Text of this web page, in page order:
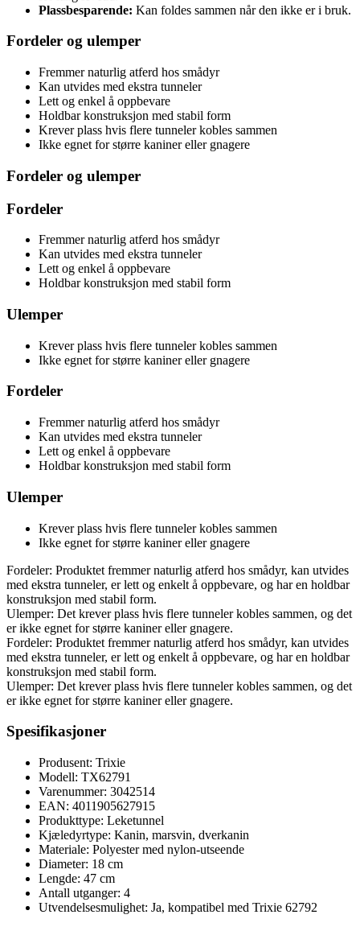
Plassbesparende: Kan foldes sammen når den ikke er i bruk.
Fordeler og ulemper
Fremmer naturlig atferd hos smådyr
Kan utvides med ekstra tunneler
Lett og enkel å oppbevare
Holdbar konstruksjon med stabil form
Krever plass hvis flere tunneler kobles sammen
Ikke egnet for større kaniner eller gnagere
Fordeler og ulemper
Fordeler
Fremmer naturlig atferd hos smådyr
Kan utvides med ekstra tunneler
Lett og enkel å oppbevare
Holdbar konstruksjon med stabil form
Ulemper
Krever plass hvis flere tunneler kobles sammen
Ikke egnet for større kaniner eller gnagere
Fordeler
Fremmer naturlig atferd hos smådyr
Kan utvides med ekstra tunneler
Lett og enkel å oppbevare
Holdbar konstruksjon med stabil form
Ulemper
Krever plass hvis flere tunneler kobles sammen
Ikke egnet for større kaniner eller gnagere
Fordeler: Produktet fremmer naturlig atferd hos smådyr, kan utvides
med ekstra tunneler, er lett og enkelt å oppbevare, og har en holdbar
konstruksjon med stabil form.
Ulemper: Det krever plass hvis flere tunneler kobles sammen, og det
er ikke egnet for større kaniner eller gnagere.
Fordeler: Produktet fremmer naturlig atferd hos smådyr, kan utvides
med ekstra tunneler, er lett og enkelt å oppbevare, og har en holdbar
konstruksjon med stabil form.
Ulemper: Det krever plass hvis flere tunneler kobles sammen, og det
er ikke egnet for større kaniner eller gnagere.
Spesifikasjoner
Produsent: Trixie
Modell: TX62791
Varenummer: 3042514
EAN: 4011905627915
Produkttype: Leketunnel
Kjæledyrtype: Kanin, marsvin, dverkanin
Materiale: Polyester med nylon-utseende
Diameter: 18 cm
Lengde: 47 cm
Antall utganger: 4
Utvendelsesmulighet: Ja, kompatibel med Trixie 62792